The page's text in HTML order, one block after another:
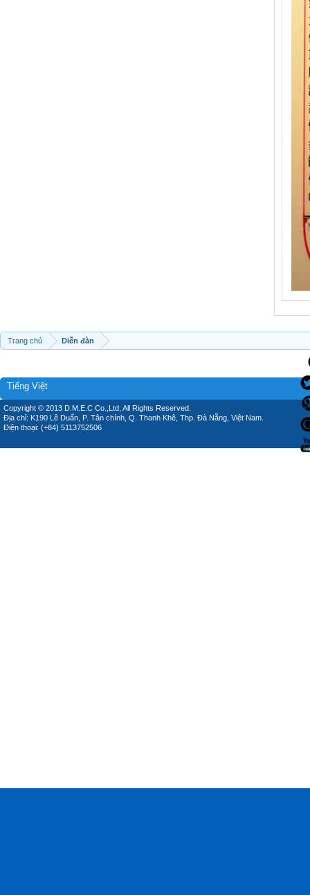
Trang chủ Diễn đàn
Tiếng Việt
Copyright © 2013 D.M.E.C Co.,Ltd, All Rights Reserved.
Địa chỉ: K190 Lê Duẩn, P. Tân chính, Q. Thanh Khê, Thp. Đà Nẵng, Việt Nam.
Điện thoại: (+84) 5113752506